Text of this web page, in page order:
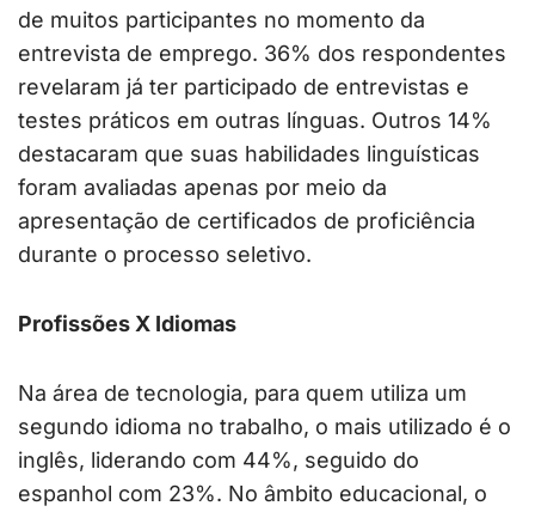
de muitos participantes no momento da
entrevista de emprego. 36% dos respondentes
revelaram já ter participado de entrevistas e
testes práticos em outras línguas. Outros 14%
destacaram que suas habilidades linguísticas
foram avaliadas apenas por meio da
apresentação de certificados de proficiência
durante o processo seletivo.
Profissões X Idiomas
Na área de tecnologia, para quem utiliza um
segundo idioma no trabalho, o mais utilizado é o
inglês, liderando com 44%, seguido do
espanhol com 23%. No âmbito educacional, o